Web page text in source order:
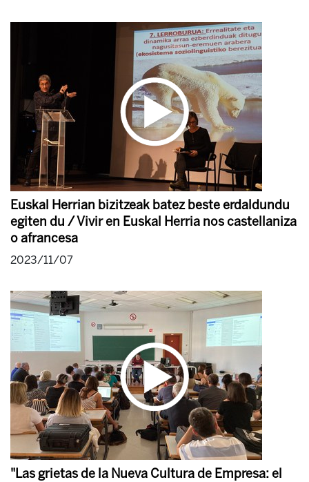
Euskal Herrian bizitzeak batez beste erdaldundu
egiten du / Vivir en Euskal Herria nos castellaniza
o afrancesa
2023/11/07
"Las grietas de la Nueva Cultura de Empresa: el